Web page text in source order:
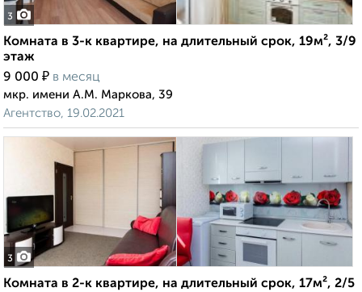
3
Комната в 3-к квартире, на длительный срок, 19м², 3/9
этаж
9 000 ₽ в месяц
мкр. имени А.М. Маркова, 39
Агентство, 19.02.2021
3
Комната в 2-к квартире, на длительный срок, 17м², 2/5